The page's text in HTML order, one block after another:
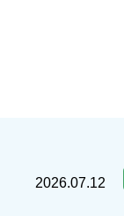
2026.07.12